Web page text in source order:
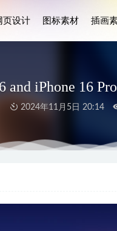
页设计 图标素材 插画
and iPhone 16
2024年11月5日 20:14
2023-09-03